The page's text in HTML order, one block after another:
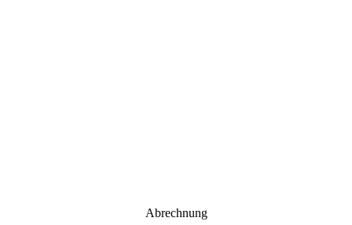
Abrechnung